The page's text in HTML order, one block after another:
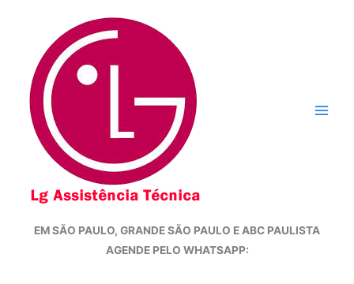
conteúdo
EM SÃO PAULO, GRANDE SÃO PAULO E ABC PAULISTA
AGENDE PELO WHATSAPP: